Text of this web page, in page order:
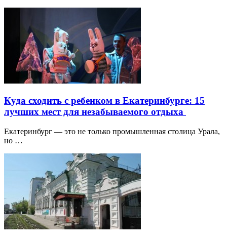
Куда сходить с ребенком в Екатеринбурге: 15
лучших мест для незабываемого отдыха
Екатеринбург — это не только промышленная столица Урала,
но …